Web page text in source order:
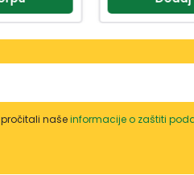
našeinformacije o zaštiti